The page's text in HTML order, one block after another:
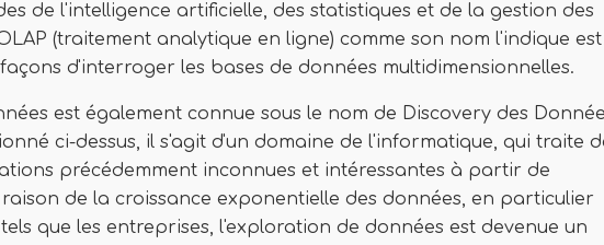
de l'intelligence artificielle, des statistiques et de la gestion des
(traitement analytique en ligne) comme son nom l'indique est
d'interroger les bases de données multidimensionnelles.
est également connue sous le nom de Discovery des
ci-dessus, il s'agit d'un domaine de l'informatique, qui traite
précédemment inconnues et intéressantes à partir de
de la croissance exponentielle des données, en particulier
que les entreprises, l'exploration de données est devenue un